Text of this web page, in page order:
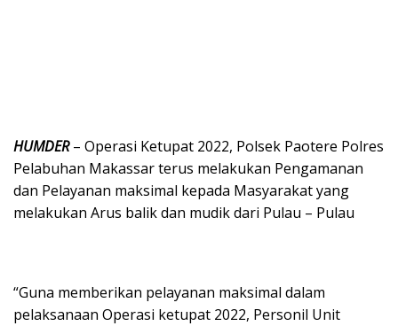
HUMDER– Operasi Ketupat 2022, Polsek Paotere Polres
Pelabuhan Makassar terus melakukan Pengamanan
dan Pelayanan maksimal kepada Masyarakat yang
melakukan Arus balik dan mudik dari Pulau – Pulau
“Guna memberikan pelayanan maksimal dalam
pelaksanaan Operasi ketupat 2022, Personil Unit